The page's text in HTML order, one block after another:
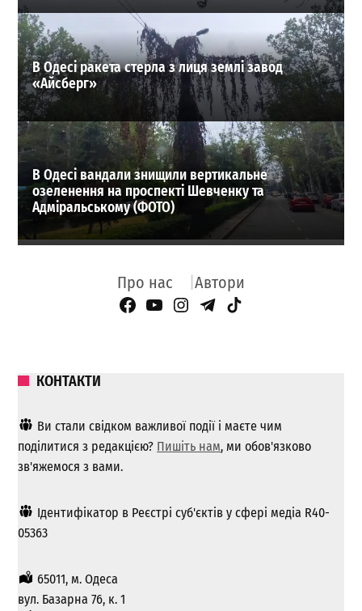
В Одесі ракета стерла з лиця землі завод
«Айсберг»
В Одесі вандали знищили вертикальне
озеленення на проспекті Шевченку та
Адміральському (ФОТО)
Про нас Автори
Facebook Page
YouTube
Instagram
Telegram
TikTok
КОНТАКТИ
Ви стали свідком важливої ​​події і маєте чим
поділитися з редакцією? Пишіть нам, ми обов'язково
зв'яжемося з вами.
Ідентифікатор в Реєстрі суб'єктів у сфері медіа R40-
05363
65011, м. Одеса
вул. Базарна 76, к. 1